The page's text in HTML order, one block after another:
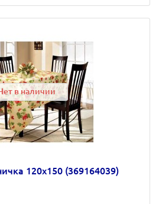
в наличии
120х150 (369164039)